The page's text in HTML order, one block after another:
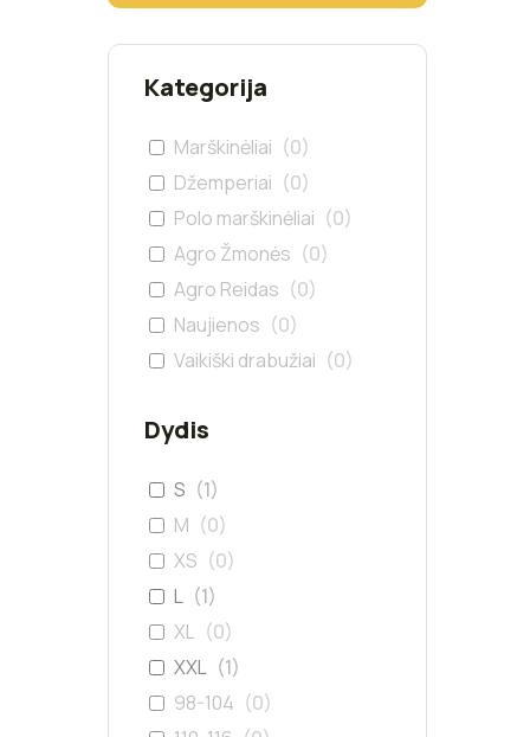
Kategorija
Marškinėliai (0)
Džemperiai (0)
Polo marškinėliai (0)
Agro Žmonės (0)
Agro Reidas (0)
Naujienos (0)
Vaikiški drabužiai (0)
Dydis
S (1)
M (0)
XS (0)
L (1)
XL (0)
XXL (1)
98-104 (0)